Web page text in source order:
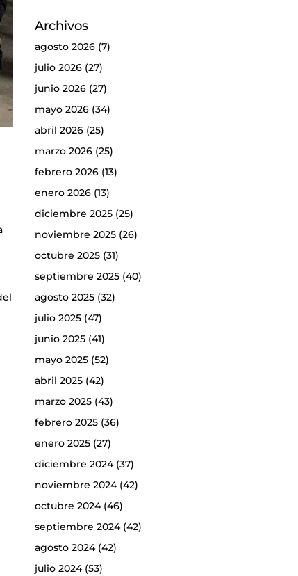
Archivos
agosto 2026(7)
julio 2026(27)
junio 2026(27)
mayo 2026(34)
abril 2026(25)
marzo 2026(25)
febrero 2026(13)
enero 2026(13)
diciembre 2025(25)
noviembre 2025(26)
octubre 2025(31)
septiembre 2025(40)
agosto 2025(32)
julio 2025(47)
junio 2025(41)
mayo 2025(52)
abril 2025(42)
marzo 2025(43)
febrero 2025(36)
enero 2025(27)
diciembre 2024(37)
noviembre 2024(42)
octubre 2024(46)
septiembre 2024(42)
agosto 2024(42)
julio 2024(53)